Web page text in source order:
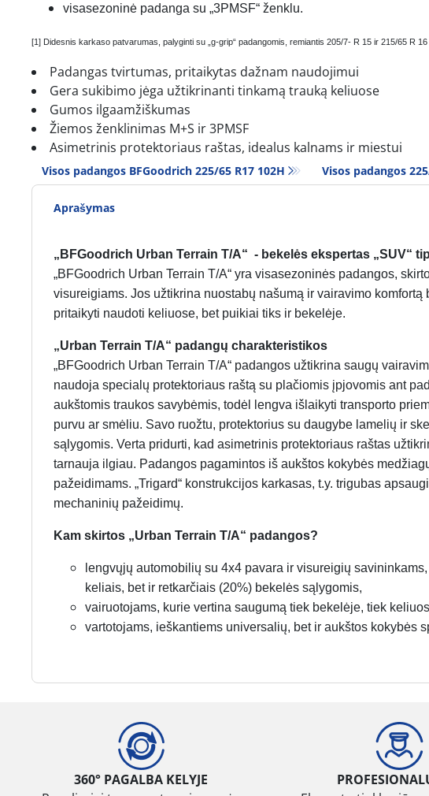
visasezoninė padanga su „3PMSF“ ženklu.
[1] Didesnis karkaso patvarumas, palyginti su „g-grip“ padangomis, remiantis 205/7- R 15 ir 215/65 R
Padangas tvirtumas, pritaikytas dažnam naudojimui
Gera sukibimo jėga užtikrinanti tinkamą trauką keliuose
Gumos ilgaamžiškumas
Žiemos ženklinimas M+S ir 3PMSF
Asimetrinis protektoriaus raštas, idealus kalnams ir miestui
Visos padangos BFGoodrich 225/65 R17 102H Visos padangos‎
Aprašymas
„BFGoodrich Urban Terrain T/A“ - bekelės ekspertas „SUV“
„BFGoodrich Urban Terrain T/A“ yra visasezoninės padangos,
visureigiams. Jos užtikrina nuostabų našumą ir vairavimo
pritaikyti naudoti keliuose, bet puikiai tiks ir bekelėje.
„Urban Terrain T/A“ padangų charakteristikos
„BFGoodrich Urban Terrain T/A“ padangos užtikrina saugų
naudoja specialų protektoriaus raštą su plačiomis įpjovomis ant
aukštomis traukos savybėmis, todėl lengva išlaikyti transporto
purvu ar smėliu. Savo ruožtu, protektorius su daugybe lamelių ir
sąlygomis. Verta pridurti, kad asimetrinis protektoriaus raštas
tarnauja ilgiau. Padangos pagamintos iš aukštos kokybės
pažeidimams. „Trigard“ konstrukcijos karkasas, t.y. trigubas
mechaninių pažeidimų.
Kam skirtos „Urban Terrain T/A“ padangos?
lengvųjų automobilių su 4x4 pavara ir visureigių
keliais, bet ir retkarčiais (20%) bekelės sąlygomis,
vairuotojams, kurie vertina saugumą tiek bekelėje, tiek
vartotojams, ieškantiems universalių, bet ir aukštos kokybės
360° PAGALBA KELYJE